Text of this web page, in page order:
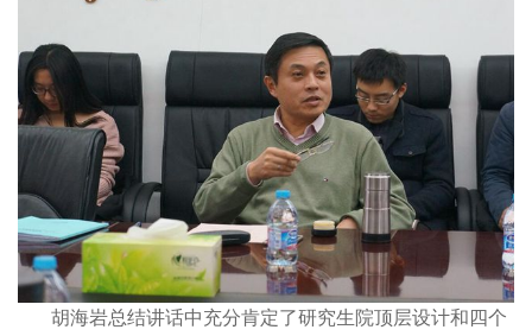
胡海岩总结讲话中充分肯定了研究生院顶层设计和四个